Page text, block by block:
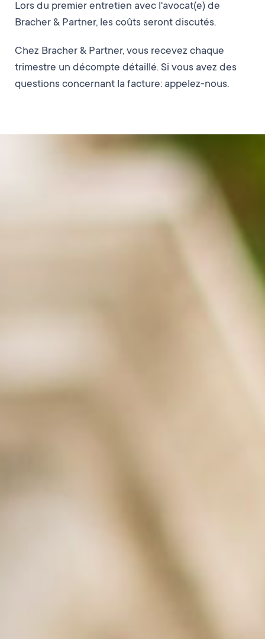
Lors du premier entretien avec l'avocat(e) de
Bracher & Partner, les coûts seront discutés.
Chez Bracher & Partner, vous recevez chaque
trimestre un décompte détaillé. Si vous avez des
questions concernant la facture: appelez-nous.